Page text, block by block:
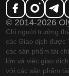
© 2014-2026
Chỉ người trưởng
các Giao dịch được
các sản phẩm tài
lớn và việc giao
với các sản phẩm